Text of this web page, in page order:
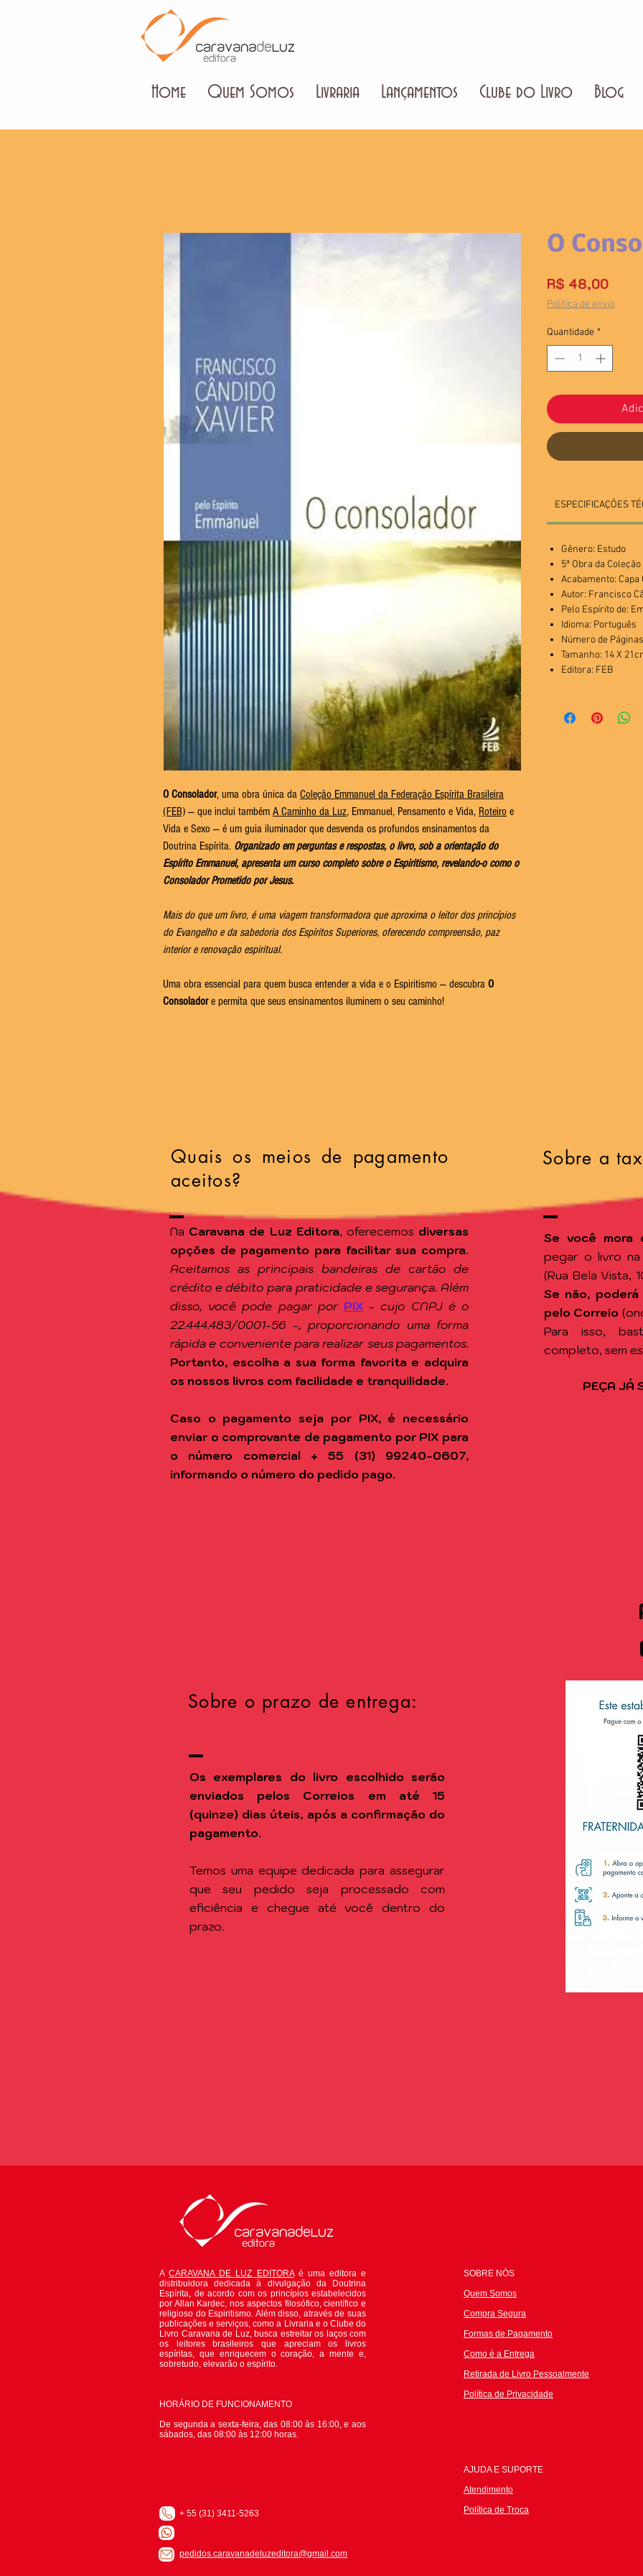
Home Quem Somos Livraria Lançamentos Clube do Livro Blog
O Consolador, uma obra única da Coleção Emmanuel da Federação Espírita Brasileira
(FEB) — que inclui também A Caminho da Luz, Emmanuel, Pensamento e Vida, Roteiro e
Vida e Sexo — é um guia iluminador que desvenda os profundos ensinamentos da
Doutrina Espírita. Organizado em perguntas e respostas, o livro, sob a orientação do
Espírito Emmanuel, apresenta um curso completo sobre o Espiritismo, revelando-o como o
Consolador Prometido por Jesus.
Mais do que um livro, é uma viagem transformadora que aproxima o leitor dos princípios
do Evangelho e da sabedoria dos Espíritos Superiores, oferecendo compreensão, paz
interior e renovação espiritual.
Uma obra essencial para quem busca entender a vida e o Espiritismo — descubra O
Consoladore permita que seus ensinamentos iluminem o seu caminho!
O
R$ 48,00Preço
Política de envio
Quantidade *
ESPECIFICAÇÕES
Gênero: Estudo
5ª Obra da
Acabamento: Capa
Autor: Francisco
Pelo Espírito de:
Idioma: Português
Número de
Tamanho: 14 X
Editora: FEB
Sobre a
Se você mora
pegar o livro
(Rua Bela Vista,
Se não,
pelo Correio
Para isso,
completo, sem
PEÇA JÁ
Quais os meios de pagamento
aceitos?
Na Caravana de Luz Editora, oferecemos diversas
opções de pagamento para facilitar sua compra.
Aceitamos as principais bandeiras de cartão de
crédito e débito para praticidade e segurança. Além
disso, você pode pagar por PIX - cujo CNPJ é o
22.444.483/0001-56 -, proporcionando uma forma
rápida e conveniente para realizar seus pagamentos.
Portanto, escolha a sua forma favorita e adquira
os nossos livros com facilidade e tranquilidade.
Caso o pagamento seja por PIX, é necessário
enviar o comprovante de pagamento por PIX para
o número comercial + 55 (31) 99240-0607,
informando o número do pedido pago.
Sobre o prazo de entrega:
Os exemplares do livro escolhido serão
enviados pelos Correios em até 15
(quinze) dias úteis, após a confirmação do
pagamento.
Temos uma equipe dedicada para assegurar
que seu pedido seja processado com
eficiência e chegue até você dentro do
prazo.
ACARAVANA DE LUZ EDITORAé uma editora e
distribuidora dedicada à divulgação da Doutrina
Espírita, de acordo com os princípios estabelecidos
por Allan Kardec, nos aspectos filosófico, científico e
religioso do Espiritismo. Além disso, através de suas
publicações e serviços, como a Livraria e o Clube do
Livro Caravana de Luz, busca estreitar os laços com
os leitores brasileiros que apreciam os livros
espíritas, que enriquecem o coração, a mente e,
sobretudo, elevarão o espírito.
HORÁRIO DE FUNCIONAMENTO
De segunda a sexta-feira, das 08:00 às 16:00, e aos
sábados, das 08:00 às 12:00 horas.
+ 55 (31) 3411-5263
pedidos.caravanadeluzeditora@gmail.com
SOBRE NÓS
Quem Somos
Compra Segura
Formas de Pagamento
Como é a Entrega
Retirada de Livro Pessoalmente
Política de Privacidade
AJUDA E SUPORTE
Atendimento
Política de Troca